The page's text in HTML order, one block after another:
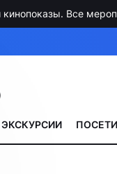
Все
ЭКСКУРСИИ